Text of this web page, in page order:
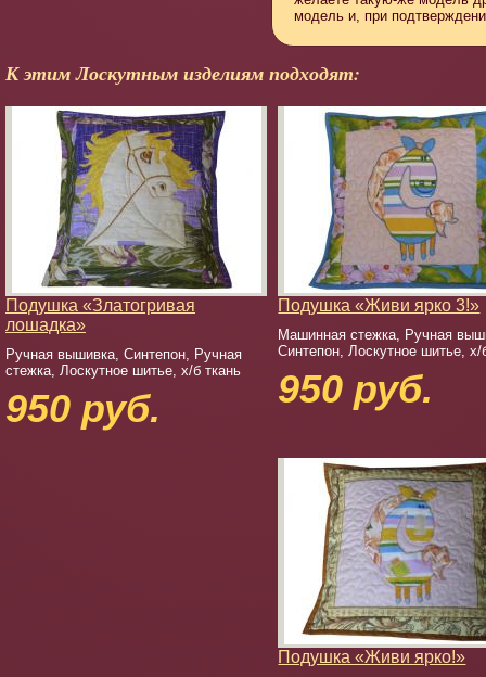
модель и, при
К этим Лоскутным изделиям подходят:
Подушка «Златогривая
лошадка»
Ручная вышивка, Синтепон, Ручная
стежка, Лоскутное шитье, х/б ткань
950 руб.
Подушка «Живи ярко 3!»
Машинная стежка, Ручная
Синтепон, Лоскутное шитье, х/
950 руб.
Подушка «Живи ярко!»